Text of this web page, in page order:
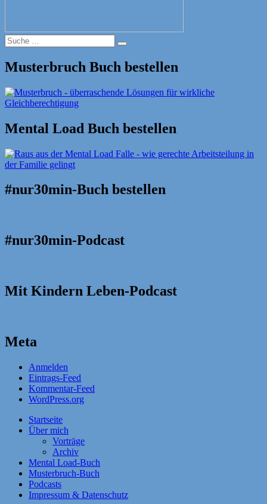
Suche
nach:
Suche
Musterbruch Buch bestellen
Mental Load Buch bestellen
#nur30min-Buch bestellen
#nur30min-Podcast
Mit Kindern Leben-Podcast
Meta
Anmelden
Eintrags-Feed
Kommentar-Feed
WordPress.org
Startseite
Über mich
Vorträge
Archiv
Mental Load-Buch
Musterbruch-Buch
Podcasts
Impressum & Datenschutz